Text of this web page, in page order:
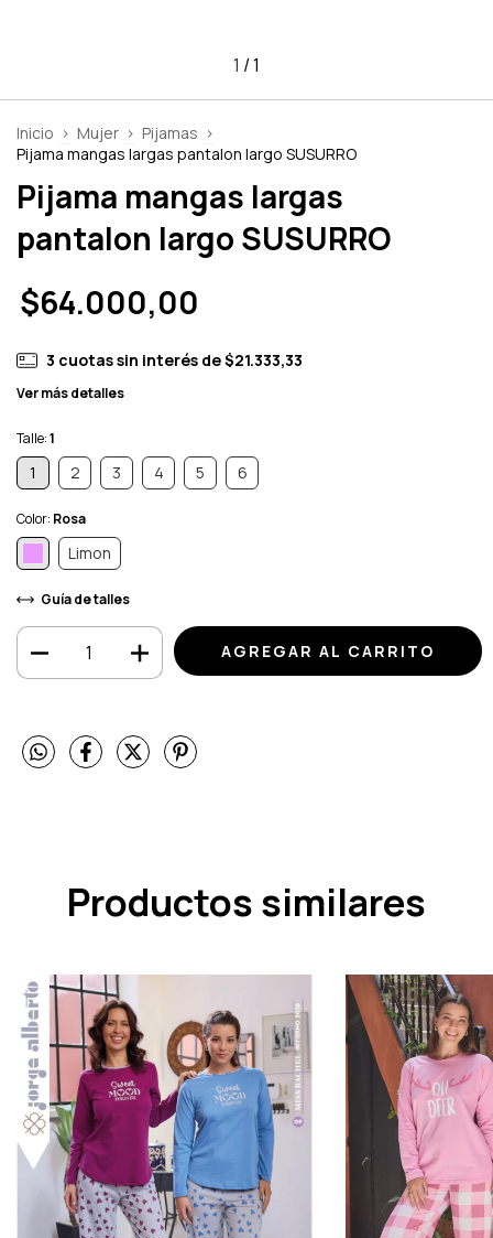
1 /1
Inicio > Mujer > Pijamas >
Pijama mangas largas pantalon largo SUSURRO
Pijama mangas largas
pantalon largo SUSURRO
$64.000,00
3 cuotas sin interés de$21.333,33
Ver más detalles
Talle:1
1 2 3 4 5 6
Color: Rosa
Limon
Guía de talles
Productos similares